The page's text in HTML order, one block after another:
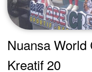
Nuansa World
Kreatif 20